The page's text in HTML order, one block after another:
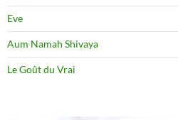
Eve
Aum Namah Shivaya
Le Goût du Vrai